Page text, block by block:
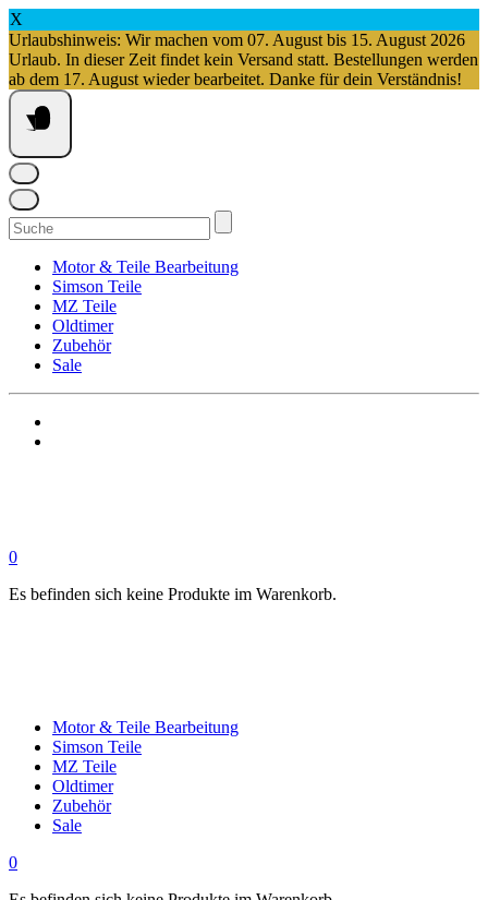
X
Urlaubshinweis: Wir machen vom 07. August bis 15. August 2026
Urlaub. In dieser Zeit findet kein Versand statt. Bestellungen werden
ab dem 17. August wieder bearbeitet. Danke für dein Verständnis!
Springe
zum
Inhalt
Suchen
nach:
Motor & Teile Bearbeitung
Simson Teile
MZ Teile
Oldtimer
Zubehör
Sale
0
Es befinden sich keine Produkte im Warenkorb.
Motor & Teile Bearbeitung
Simson Teile
MZ Teile
Oldtimer
Zubehör
Sale
0